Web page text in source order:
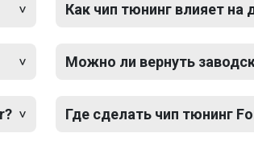
Как чип тюнинг влияет на
Можно ли вернуть
Где сделать чип тюнинг